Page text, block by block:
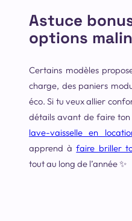
Astuce
options
Certains modèles
charge, des paniers
éco. Si tu veux allier
détails avant de faire
lave-vaisselle en
apprend àfaire briller
tout au long de l’année ✨